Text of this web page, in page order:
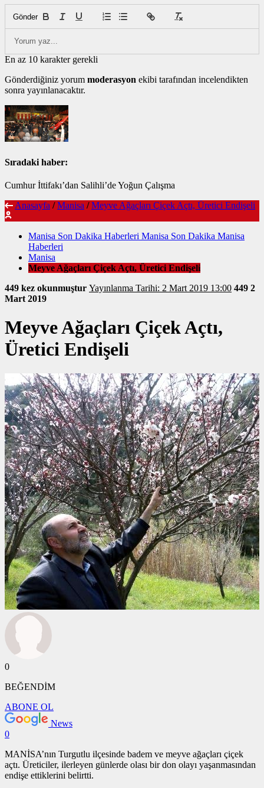
Gönder
En az 10 karakter gerekli
Gönderdiğiniz yorum moderasyon ekibi tarafından incelendikten
sonra yayınlanacaktır.
Sıradaki haber:
Cumhur İttifakı’dan Salihli’de Yoğun Çalışma
Anasayfa / Manisa / Meyve Ağaçları Çiçek Açtı, Üretici Endişeli
Manisa Son Dakika Haberleri Manisa Son Dakika Manisa
Haberleri
Manisa
Meyve Ağaçları Çiçek Açtı, Üretici Endişeli
449 kez okunmuştur Yayınlanma Tarihi: 2 Mart 2019 13:00 449 2
Mart 2019
Meyve Ağaçları Çiçek Açtı,
Üretici Endişeli
0
BEĞENDİM
ABONE OL
News
0
MANİSA’nın Turgutlu ilçesinde badem ve meyve ağaçları çiçek
açtı. Üreticiler, ilerleyen günlerde olası bir don olayı yaşanmasından
endişe ettiklerini belirtti.